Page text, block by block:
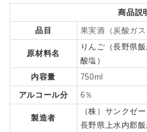
商品説
品目
果実酒（炭酸ガ
原材料名
りんご（長野県
酸塩）
内容量
750ml
アルコール分
6％
製造者
（株）サンクゼ
長野県上水内郡